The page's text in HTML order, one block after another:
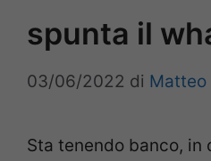
spunta il
03/06/2022 di Matteo
Sta tenendo banco, in